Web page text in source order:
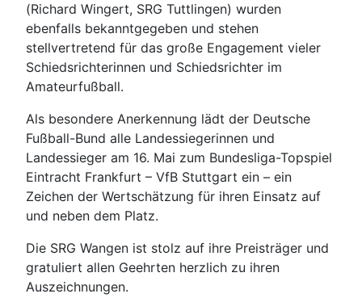
(Richard Wingert, SRG Tuttlingen) wurden
ebenfalls bekanntgegeben und stehen
stellvertretend für das große Engagement vieler
Schiedsrichterinnen und Schiedsrichter im
Amateurfußball.
Als besondere Anerkennung lädt der Deutsche
Fußball-Bund alle Landessiegerinnen und
Landessieger am 16. Mai zum Bundesliga-Topspiel
Eintracht Frankfurt – VfB Stuttgart ein – ein
Zeichen der Wertschätzung für ihren Einsatz auf
und neben dem Platz.
Die SRG Wangen ist stolz auf ihre Preisträger und
gratuliert allen Geehrten herzlich zu ihren
Auszeichnungen.